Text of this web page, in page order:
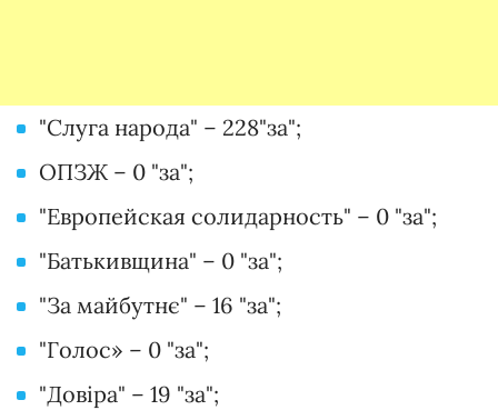
"Слуга народа" – 228"за";
ОПЗЖ – 0 "за";
"Европейская солидарность" – 0 "за";
"Батькивщина" – 0 "за";
"За майбутнє" – 16 "за";
"Голос» – 0 "за";
"Довіра" – 19 "за";